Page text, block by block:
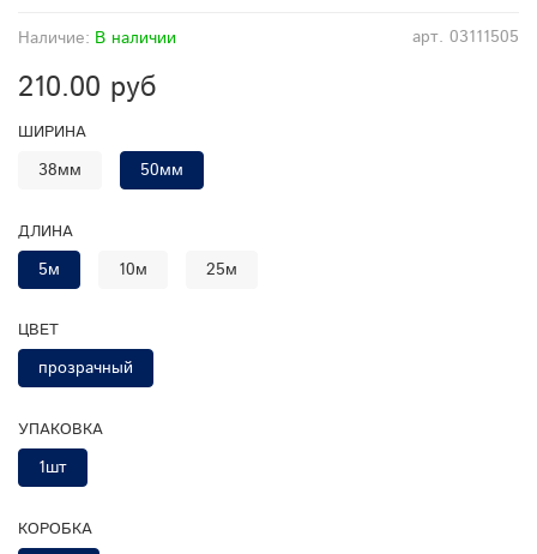
арт. 03111505
Наличие: В наличии
210.00 руб
ШИРИНА
38мм 50мм
ДЛИНА
5м 10м 25м
ЦВЕТ
прозрачный
УПАКОВКА
1шт
КОРОБКА